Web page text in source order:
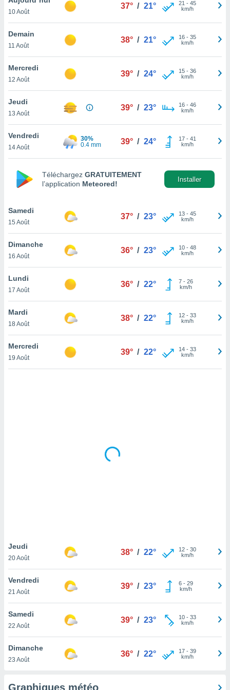
et
»,
au
vous
qu'ils
ou
le
ainsi
un
la
du
votre
à
en
le
notre
que
et que
10 Août
37° / 21° 21 - 45
km/h
Demain
11 Août
38° / 21° 16- 35
km/h
Mercredi
12 Août
39° / 24° 15- 36
km/h
Jeudi
13 Août
39° / 23° 16- 46
km/h
Vendredi
14 Août
30%
0.4 mm
39° / 24° 17- 41
km/h
Téléchargez GRATUITEMENT
l’application Meteored!
Installer
Samedi
15 Août
37° / 23° 13- 45
km/h
Dimanche
16 Août
36° / 23° 10- 48
km/h
Lundi
17 Août
36° / 22° 7- 26
km/h
Mardi
18 Août
38° / 22° 12- 33
km/h
Mercredi
19 Août
39° / 22° 14- 33
km/h
Jeudi
20 Août
38° / 22° 12- 30
km/h
Vendredi
21 Août
39° / 23° 6- 29
km/h
Samedi
22 Août
39° / 23° 10- 33
km/h
Dimanche
23 Août
36° / 22° 17- 39
km/h
Graphiques météo